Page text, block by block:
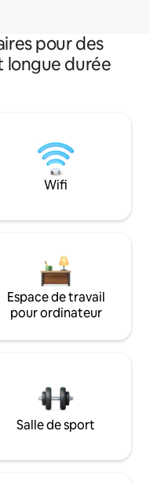
pour des
longue durée
Wifi
Espace de travail
pour ordinateur
Salle de sport